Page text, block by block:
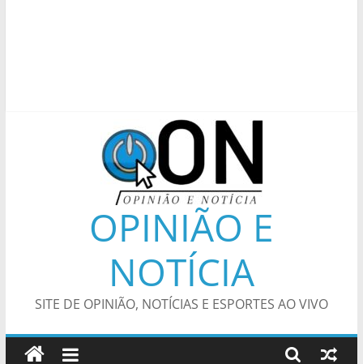
OPINIÃO E
NOTÍCIA
SITE DE OPINIÃO, NOTÍCIAS E ESPORTES AO VIVO